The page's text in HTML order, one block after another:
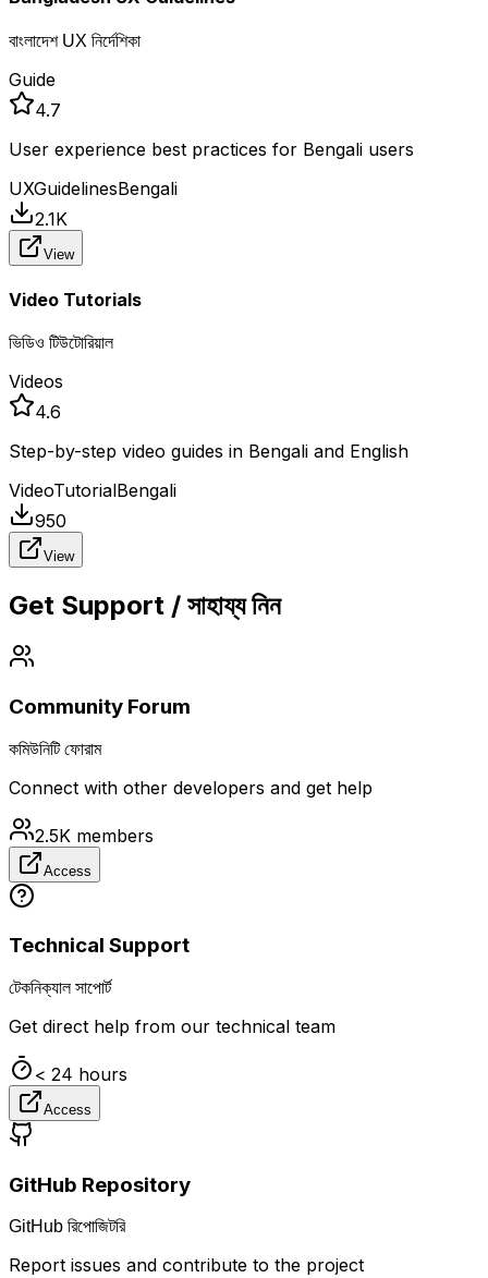
বাংলাদেশ UX নির্দেশিকা
Guide
4.7
User experience best practices for Bengali users
UXGuidelinesBengali
2.1K
View
Video Tutorials
ভিডিও টিউটোরিয়াল
Videos
4.6
Step-by-step video guides in Bengali and English
VideoTutorialBengali
950
View
Get Support / সাহায্য নিন
Community Forum
কমিউনিটি ফোরাম
Connect with other developers and get help
2.5K members
Access
Technical Support
টেকনিক্যাল সাপোর্ট
Get direct help from our technical team
< 24 hours
Access
GitHub Repository
GitHub রিপোজিটরি
Report issues and contribute to the project